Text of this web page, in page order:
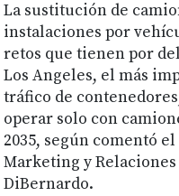
La sustitución de
instalaciones por
retos que tienen por
Los Angeles, el más
tráfico de
operar solo con
2035, según comentó
Marketing y
DiBernardo.